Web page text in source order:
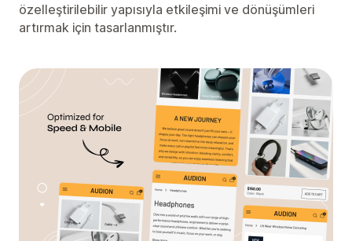
özelleştirilebilir yapısıyla etkileşimi ve dönüşümleri
artırmak için tasarlanmıştır.